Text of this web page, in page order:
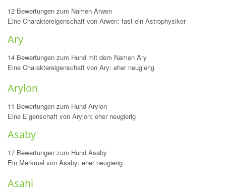
12 Bewertungen zum Namen Arwen
Eine Charaktereigenschaft von Arwen: fast ein Astrophysiker
Ary
14 Bewertungen zum Hund mit dem Namen Ary
Eine Charaktereigenschaft von Ary: eher neugierig
Arylon
11 Bewertungen zum Hund Arylon
Eine Eigenschaft von Arylon: eher neugierig
Asaby
17 Bewertungen zum Hund Asaby
Ein Merkmal von Asaby: eher neugierig
Asahi